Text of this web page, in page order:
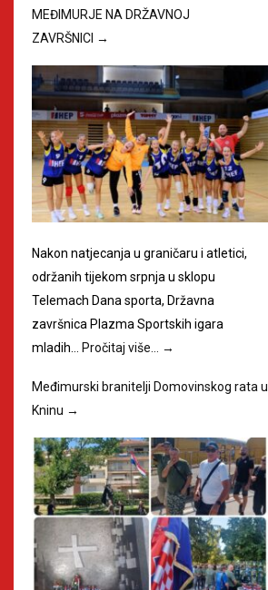
MEĐIMURJE NA DRŽAVNOJ
ZAVRŠNICI →
Nakon natjecanja u graničaru i atletici,
održanih tijekom srpnja u sklopu
Telemach Dana sporta, Državna
završnica Plazma Sportskih igara
mladih…
Pročitaj više… →
Međimurski branitelji Domovinskog rata u
Kninu →